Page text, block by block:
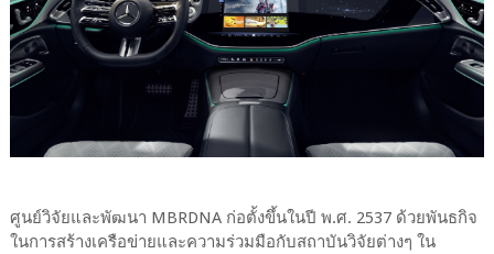
ศูนย์วิจัยและพัฒนา MBRDNA ก่อตั้งขึ้นในปี พ.ศ. 2537 ด้วยพันธกิจ
ในการสร้างเครือข่ายและความร่วมมือกับสถาบันวิจัยต่างๆ ใน